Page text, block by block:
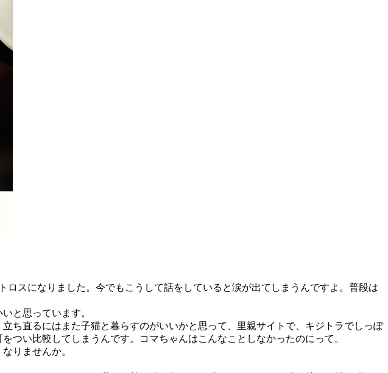
スになりました。今でもこうして話をしていると涙が出てしまうんですよ。普段は
と思っています。
直るにはまた子猫と暮らすのがいいかと思って、里親サイトで、キジトラでしっぽ
つい比較してしまうんです。コマちゃんはこんなことしなかったのにって。
りませんか。